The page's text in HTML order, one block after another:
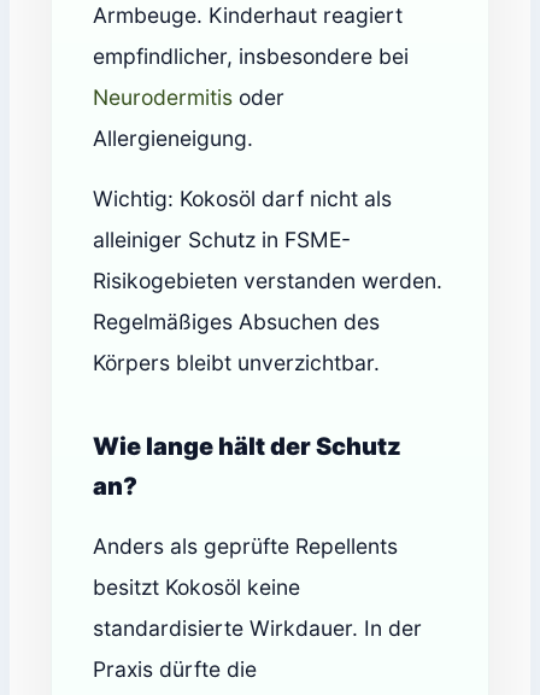
Armbeuge. Kinderhaut reagiert
empfindlicher, insbesondere bei
Neurodermitis oder
Allergieneigung.
Wichtig: Kokosöl darf nicht als
alleiniger Schutz in FSME-
Risikogebieten verstanden werden.
Regelmäßiges Absuchen des
Körpers bleibt unverzichtbar.
Wie lange hält der Schutz
an?
Anders als geprüfte Repellents
besitzt Kokosöl keine
standardisierte Wirkdauer. In der
Praxis dürfte die